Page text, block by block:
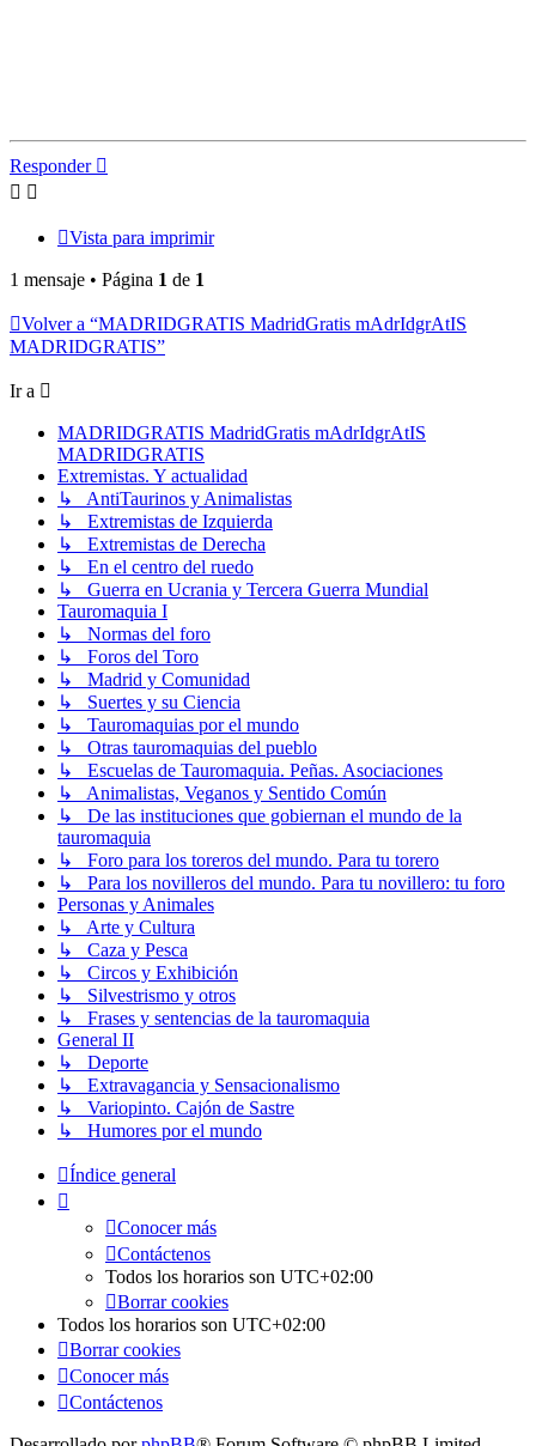
Responder
Vista para imprimir
1 mensaje • Página 1 de 1
Volver a “MADRIDGRATIS MadridGratis mAdrIdgrAtIS
MADRIDGRATIS”
Ir a
MADRIDGRATIS MadridGratis mAdrIdgrAtIS
MADRIDGRATIS
Extremistas. Y actualidad
↳ AntiTaurinos y Animalistas
↳ Extremistas de Izquierda
↳ Extremistas de Derecha
↳ En el centro del ruedo
↳ Guerra en Ucrania y Tercera Guerra Mundial
Tauromaquia I
↳ Normas del foro
↳ Foros del Toro
↳ Madrid y Comunidad
↳ Suertes y su Ciencia
↳ Tauromaquias por el mundo
↳ Otras tauromaquias del pueblo
↳ Escuelas de Tauromaquia. Peñas. Asociaciones
↳ Animalistas, Veganos y Sentido Común
↳ De las instituciones que gobiernan el mundo de la
tauromaquia
↳ Foro para los toreros del mundo. Para tu torero
↳ Para los novilleros del mundo. Para tu novillero: tu foro
Personas y Animales
↳ Arte y Cultura
↳ Caza y Pesca
↳ Circos y Exhibición
↳ Silvestrismo y otros
↳ Frases y sentencias de la tauromaquia
General II
↳ Deporte
↳ Extravagancia y Sensacionalismo
↳ Variopinto. Cajón de Sastre
↳ Humores por el mundo
Índice general
Conocer más
Contáctenos
Todos los horarios son UTC+02:00
Borrar cookies
Todos los horarios son UTC+02:00
Borrar cookies
Conocer más
Contáctenos